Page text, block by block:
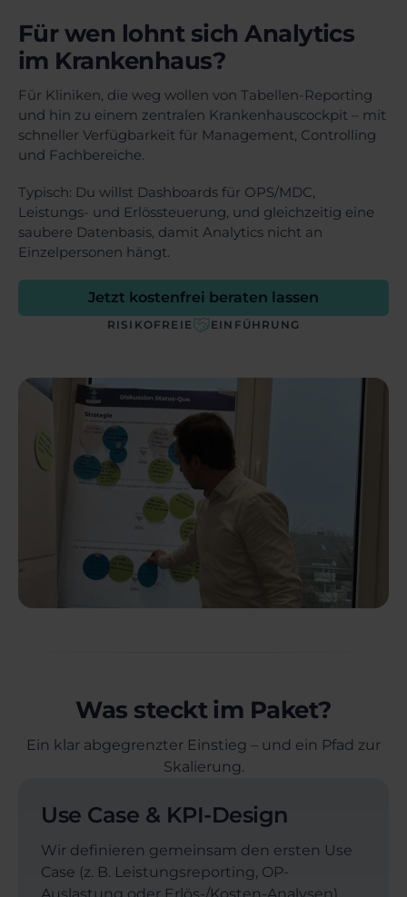
Für wen lohnt sich Analytics
im Krankenhaus?
Für Kliniken, die weg wollen von Tabellen-Reporting
und hin zu einem zentralen Krankenhauscockpit – mit
schneller Verfügbarkeit für Management, Controlling
und Fachbereiche.
Typisch: Du willst Dashboards für OPS/MDC,
Leistungs- und Erlössteuerung, und gleichzeitig eine
saubere Datenbasis, damit Analytics nicht an
Einzelpersonen hängt.
Jetzt kostenfrei beraten lassen
RISIKOFREIE EINFÜHRUNG
Was steckt im Paket?
Ein klar abgegrenzter Einstieg – und ein Pfad zur
Skalierung.
Use Case & KPI-Design
Wir definieren gemeinsam den ersten Use
Case (z. B. Leistungsreporting, OP-
Auslastung oder Erlös-/Kosten-Analysen),